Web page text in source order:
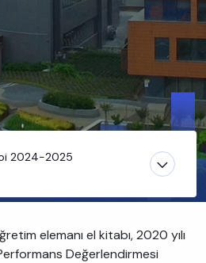
2024-2025
elemanı el kitabı, 2020 yılı
Değerlendirmesi